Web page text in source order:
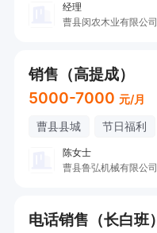
经理
曹县闵农木业有限公司
销售（高提成）
5000-7000 元/月
曹县县城 节日福利
陈女士
曹县鲁弘机械有限公司
电话销售（长白班）